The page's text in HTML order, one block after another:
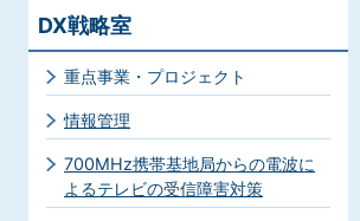
DX戦略室
重点事業・プロジェクト
情報管理
700MHz携帯基地局からの電波に
よるテレビの受信障害対策